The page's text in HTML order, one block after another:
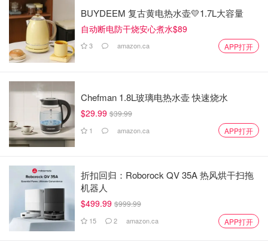
BUYDEEM 复古黄电热水壶💛1.7L大容量
自动断电防干烧安心煮水$89
3 amazon.ca APP打开
Chefman 1.8L玻璃电热水壶 快速烧水
$29.99 $39.99
1 amazon.ca APP打开
折扣回归：Roborock QV 35A 热风烘干扫拖
机器人
$499.99 $999.99
15 2 amazon.ca APP打开